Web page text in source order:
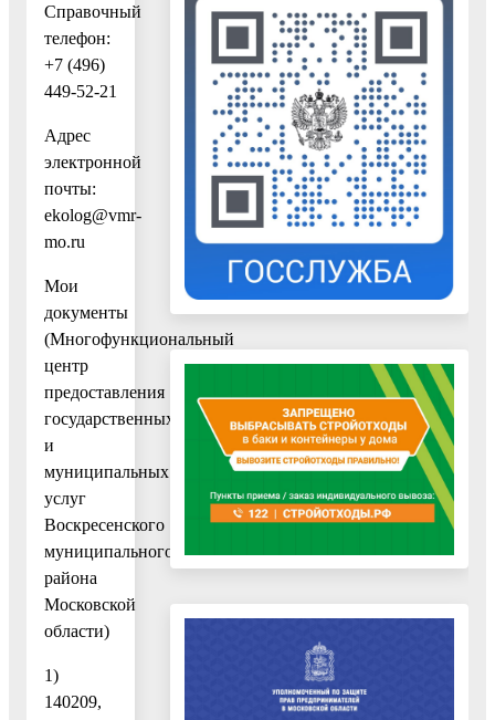
Справочный
телефон:
+7 (496)
449-52-21
Адрес
электронной
почты:
ekolog@vmr-
mo.ru
Мои
документы
(Многофункциональный
центр
предоставления
государственных
и
муниципальных
услуг
Воскресенского
муниципального
района
Московской
области)
1)
140209,